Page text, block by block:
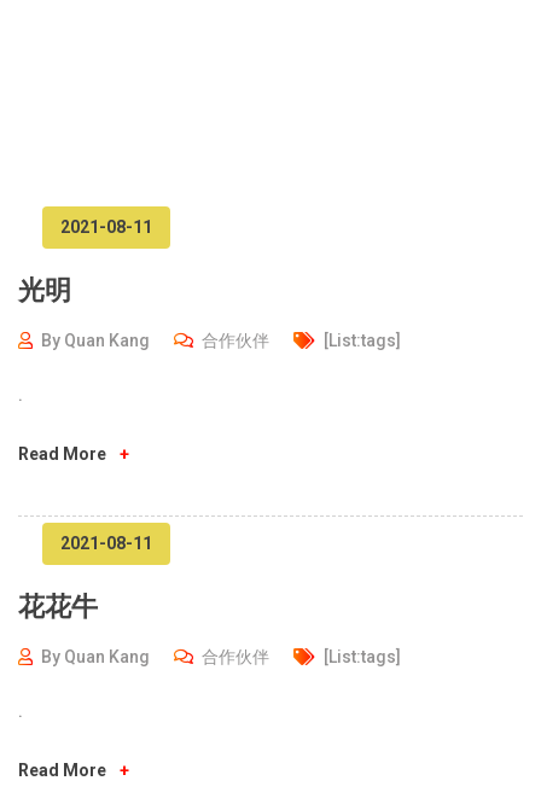
2021-08-11
光明
By Quan Kang 合作伙伴 [list:tags]
.
Read More +
2021-08-11
花花牛
By Quan Kang 合作伙伴 [list:tags]
.
Read More +